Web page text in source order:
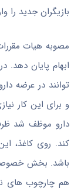
بازیگران جدید را
ابهام پایان
توانند در عرضه
و برای این کار
دارو موظف شد
کند. روی کاغذ،
باشد. بخش خصوصی
هم چارچوب های